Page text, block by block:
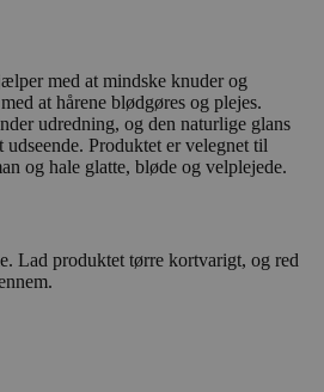
med at mindske knuder og
at hårene blødgøres og plejes.
udredning, og den naturlige glans
Produktet er velegnet til
og hale glatte, bløde og velplejede.
Lad produktet tørre kortvarigt, og red